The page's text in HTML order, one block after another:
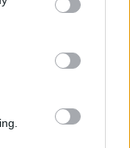
αγορές
Ευρώπη